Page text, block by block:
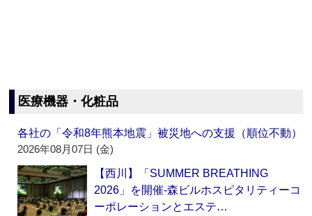
医療機器・化粧品
各社の「令和8年熊本地震」被災地への支援（順位不動）
2026年08月07日 (金)
【西川】「SUMMER BREATHING
2026」を開催‐森ビルホスピタリティーコ
ーポレーションとエステ…